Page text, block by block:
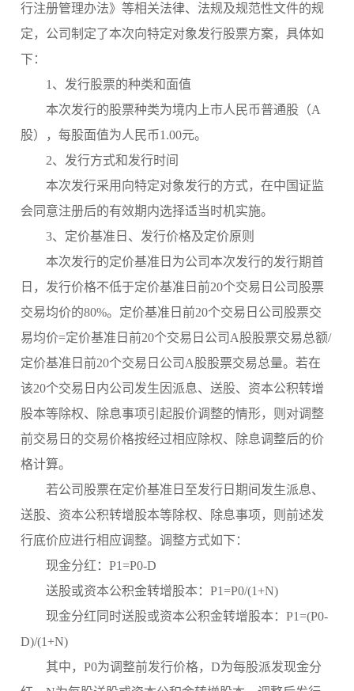
行注册管理办法》等相关法律、法规及规范性文件的规
定，公司制定了本次向特定对象发行股票方案，具体如
下：
1、发行股票的种类和面值
本次发行的股票种类为境内上市人民币普通股（A
股），每股面值为人民币1.00元。
2、发行方式和发行时间
本次发行采用向特定对象发行的方式，在中国证监
会同意注册后的有效期内选择适当时机实施。
3、定价基准日、发行价格及定价原则
本次发行的定价基准日为公司本次发行的发行期首
日，发行价格不低于定价基准日前20个交易日公司股票
交易均价的80%。定价基准日前20个交易日公司股票交
易均价=定价基准日前20个交易日公司A股股票交易总额/
定价基准日前20个交易日公司A股股票交易总量。若在
该20个交易日内公司发生因派息、送股、资本公积转增
股本等除权、除息事项引起股价调整的情形，则对调整
前交易日的交易价格按经过相应除权、除息调整后的价
格计算。
若公司股票在定价基准日至发行日期间发生派息、
送股、资本公积转增股本等除权、除息事项，则前述发
行底价应进行相应调整。调整方式如下：
现金分红：P1=P0-D
送股或资本公积金转增股本：P1=P0/(1+N)
现金分红同时送股或资本公积金转增股本：P1=(P0-
D)/(1+N)
其中，P0为调整前发行价格，D为每股派发现金分